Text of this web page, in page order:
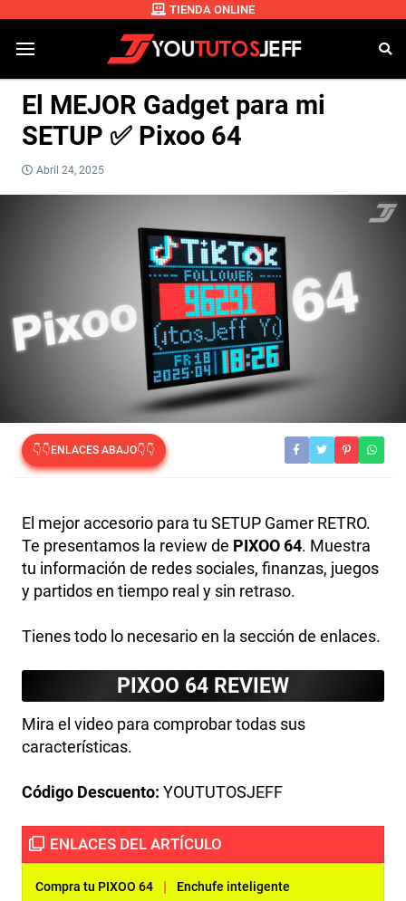
TIENDA ONLINE
El MEJOR Gadget para mi
SETUP ✅ Pixoo 64
Abril 24, 2025
👇👇ENLACES ABAJO👇👇
El mejor accesorio para tu SETUP Gamer RETRO.
Te presentamos la review de PIXOO 64. Muestra
tu información de redes sociales, finanzas, juegos
y partidos en tiempo real y sin retraso.
Tienes todo lo necesario en la sección de enlaces.
PIXOO 64 REVIEW
Mira el video para comprobar todas sus
características.
Código Descuento: YOUTUTOSJEFF
Compra tu PIXOO 64 | Enchufe inteligente